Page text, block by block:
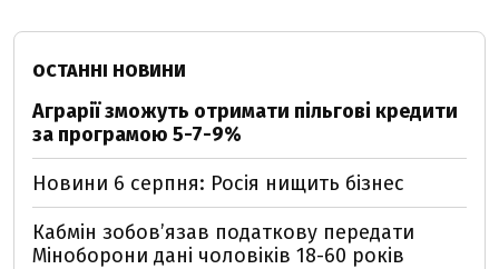
ОСТАННІ НОВИНИ
Аграрії зможуть отримати пільгові кредити
за програмою 5-7-9%
Новини 6 серпня: Росія нищить бізнес
Кабмін зобовʼязав податкову передати
Міноборони дані чоловіків 18-60 років